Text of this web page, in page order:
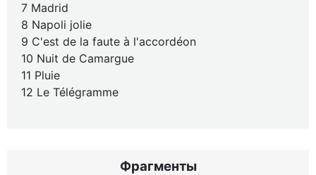
7 Madrid
8 Napoli jolie
9 C'est de la faute à l'accordéon
10 Nuit de Camargue
11 Pluie
12 Le Télégramme
Фрагменты